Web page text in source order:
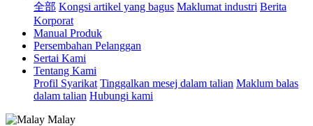
全部 Kongsi artikel yang bagus Maklumat industri Berita
Korporat
Manual Produk
Persembahan Pelanggan
Sertai Kami
Tentang Kami
Profil Syarikat Tinggalkan mesej dalam talian Maklum balas
dalam talian Hubungi kami
Malay